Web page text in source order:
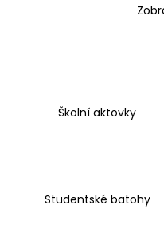
Školní aktovky
Studentské batohy